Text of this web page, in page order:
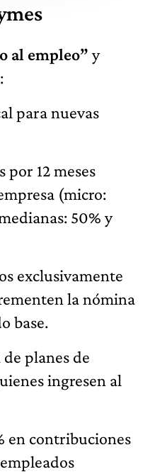
al empleo” y
para nuevas
12 meses
(micro:
50% y
exclusivamente
la nómina
base.
planes de
ingresen al
en contribuciones